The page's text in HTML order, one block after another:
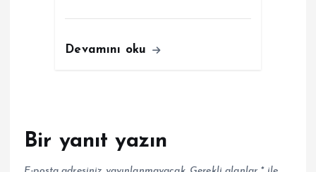
Devamını oku
Bir yanıt yazın